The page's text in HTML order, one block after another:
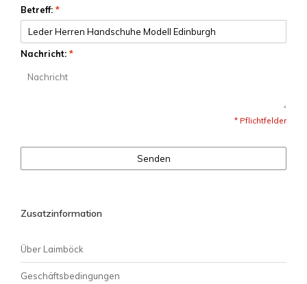
Betreff: *
Nachricht: *
* Pflichtfelder
Senden
Zusatzinformation
Über Laimböck
Geschäftsbedingungen